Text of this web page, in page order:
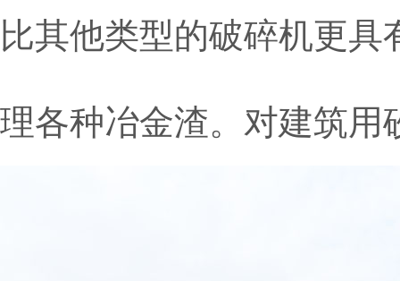
比其他类型的破碎机更
理各种冶金渣。对建筑用